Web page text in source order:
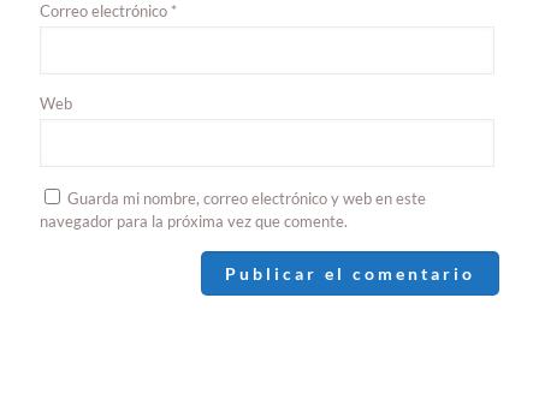
Correo electrónico *
Web
Guarda mi nombre, correo electrónico y web en este
navegador para la próxima vez que comente.